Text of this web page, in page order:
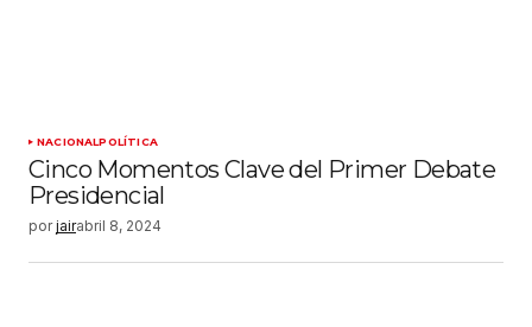
NACIONALPOLÍTICA
Cinco Momentos Clave del Primer Debate
Presidencial
por jairabril 8, 2024